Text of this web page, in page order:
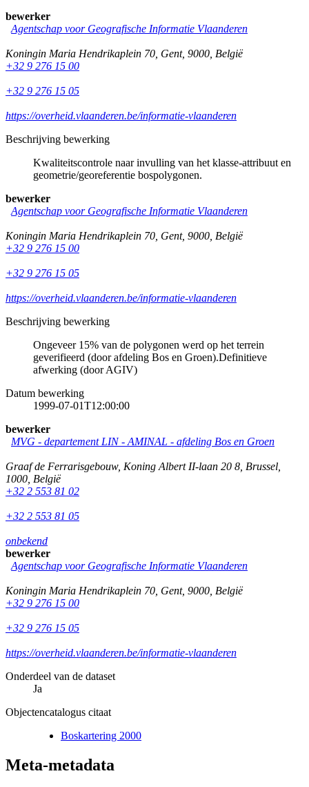
bewerker
Agentschap voor Geografische Informatie Vlaanderen
Koningin Maria Hendrikaplein 70 Gent, 9000 België
+32 9 276 15 00
+32 9 276 15 05
https://overheid.vlaanderen.be/informatie-vlaanderen
Beschrijving bewerking
Kwaliteitscontrole naar invulling van het klasse-attribuut en
geometrie/georeferentie bospolygonen.
bewerker
Agentschap voor Geografische Informatie Vlaanderen
Koningin Maria Hendrikaplein 70 Gent, 9000 België
+32 9 276 15 00
+32 9 276 15 05
https://overheid.vlaanderen.be/informatie-vlaanderen
Beschrijving bewerking
Ongeveer 15% van de polygonen werd op het terrein
geverifieerd (door afdeling Bos en Groen).Definitieve
afwerking (door AGIV)
Datum bewerking
1999-07-01T12:00:00
bewerker
MVG - departement LIN - AMINAL - afdeling Bos en Groen
Graaf de Ferrarisgebouw, Koning Albert II-laan 20 8 Brussel
1000 België
+32 2 553 81 02
+32 2 553 81 05
onbekend
bewerker
Agentschap voor Geografische Informatie Vlaanderen
Koningin Maria Hendrikaplein 70 Gent, 9000 België
+32 9 276 15 00
+32 9 276 15 05
https://overheid.vlaanderen.be/informatie-vlaanderen
Onderdeel van de dataset
Ja
Objectencatalogus citaat
Boskartering 2000
Meta-metadata